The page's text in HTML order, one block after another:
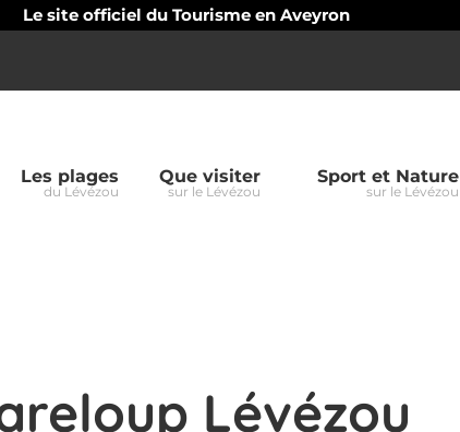
Le site officiel du Tourisme en Aveyron
Les plages
du Lévézou
Que visiter
sur le Lévézou
Sport et Nature
sur le Lévézou
Lévézou